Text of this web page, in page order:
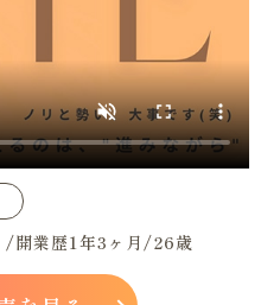
/開業歴1年3ヶ月/26歳